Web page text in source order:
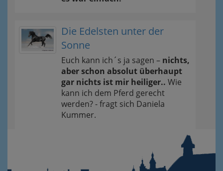
Die Edelsten unter der
Sonne
Euch kann ich´s ja sagen – nichts,
aber schon absolut überhaupt
gar nichts ist mir heiliger.. Wie
kann ich dem Pferd gerecht
werden? - fragt sich Daniela
Kummer.